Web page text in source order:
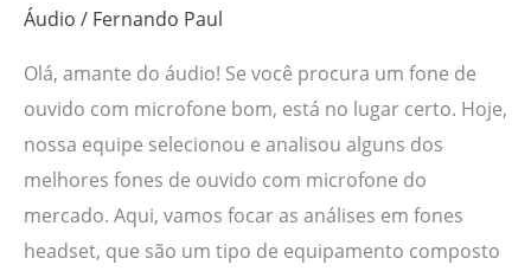
Áudio / Fernando Paul
Olá, amante do áudio! Se você procura um fone de
ouvido com microfone bom, está no lugar certo. Hoje,
nossa equipe selecionou e analisou alguns dos
melhores fones de ouvido com microfone do
mercado. Aqui, vamos focar as análises em fones
headset, que são um tipo de equipamento composto